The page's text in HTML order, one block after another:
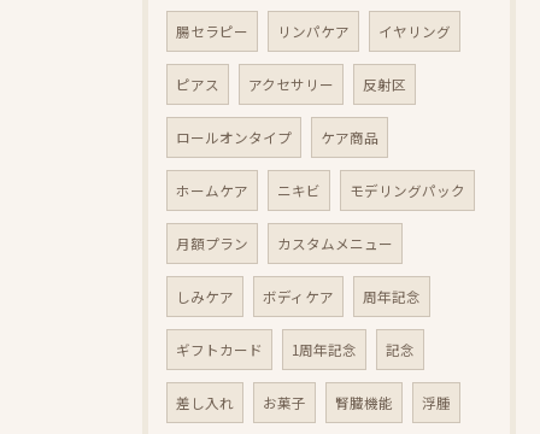
腸セラピー リンパケア イヤリング
ピアス アクセサリー 反射区
ロールオンタイプ ケア商品
ホームケア ニキビ モデリングパック
月額プラン カスタムメニュー
しみケア ボディケア 周年記念
ギフトカード 1周年記念 記念
差し入れ お菓子 腎臓機能 浮腫